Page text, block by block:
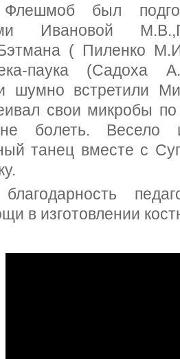
был
Ивановой
( Пиленко
паука (Садоха
шумно встретили
свои микробы
болеть. Весело
танец вместе с
в изготовлении